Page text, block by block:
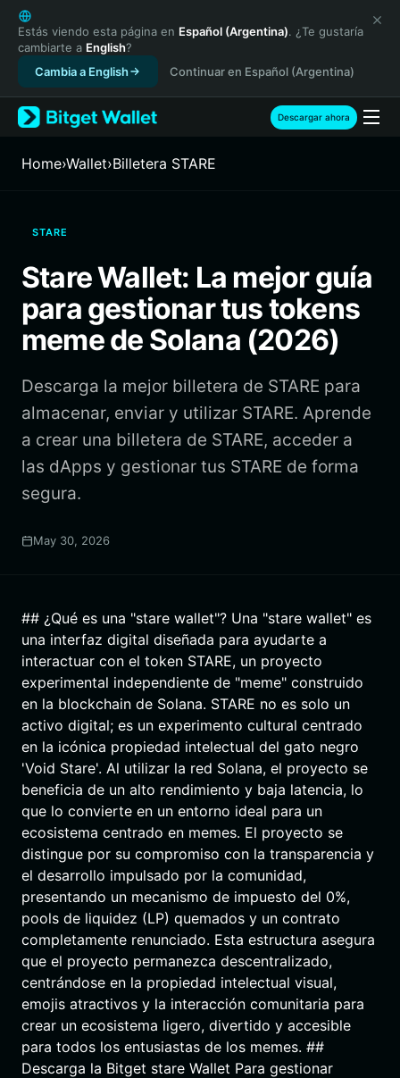
English
日本語
Tiếng Việt
Русский
Español (Latinoamérica)
Türkçe
Français
繁體中文
Bahasa Indonesia
ภาษาไทย
Español
Español (Argentina)
Estás viendo esta página en Español (Argentina). ¿Te gustaría
cambiarte a English?
Cambia a English
Continuar en Español (Argentina)
Descargar ahora
Home›Wallet›Billetera STARE
STARE
Stare Wallet: La mejor guía
para gestionar tus tokens
meme de Solana (2026)
Descarga la mejor billetera de STARE para
almacenar, enviar y utilizar STARE. Aprende
a crear una billetera de STARE, acceder a
las dApps y gestionar tus STARE de forma
segura.
May 30, 2026
## ¿Qué es una "stare wallet"? Una "stare wallet" es
una interfaz digital diseñada para ayudarte a
interactuar con el token STARE, un proyecto
experimental independiente de "meme" construido
en la blockchain de Solana. STARE no es solo un
activo digital; es un experimento cultural centrado
en la icónica propiedad intelectual del gato negro
'Void Stare'. Al utilizar la red Solana, el proyecto se
beneficia de un alto rendimiento y baja latencia, lo
que lo convierte en un entorno ideal para un
ecosistema centrado en memes. El proyecto se
distingue por su compromiso con la transparencia y
el desarrollo impulsado por la comunidad,
presentando un mecanismo de impuesto del 0%,
pools de liquidez (LP) quemados y un contrato
completamente renunciado. Esta estructura asegura
que el proyecto permanezca descentralizado,
centrándose en la propiedad intelectual visual,
emojis atractivos y la interacción comunitaria para
crear un ecosistema ligero, divertido y accesible
para todos los entusiastas de los memes. ##
Descarga la Bitget stare Wallet Para gestionar